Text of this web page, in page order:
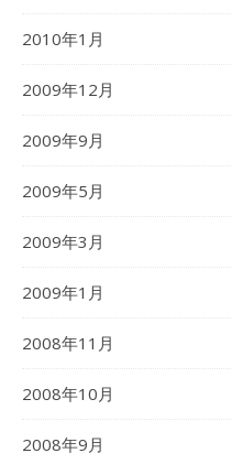
2010年1月
2009年12月
2009年9月
2009年5月
2009年3月
2009年1月
2008年11月
2008年10月
2008年9月